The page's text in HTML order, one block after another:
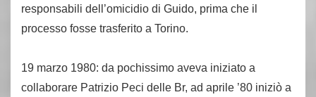
responsabili dell’omicidio di Guido, prima che il
processo fosse trasferito a Torino.
19 marzo 1980: da pochissimo aveva iniziato a
collaborare Patrizio Peci delle Br, ad aprile ’80 iniziò a